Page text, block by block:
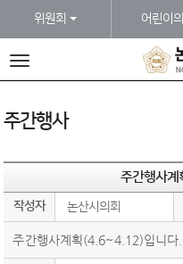
위원회
어린이
전
주간행사
주간행사
작성자 논산시의회
주간행사계획(4.6~4.12)입니다.